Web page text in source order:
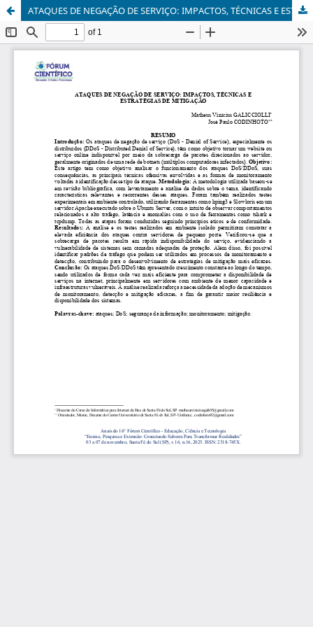
ATAQUES DE NEGAÇÃO DE SERVIÇO: IMPACTOS, TÉCNICAS E ESTRATÉGIAS DE MITIGAÇÃO